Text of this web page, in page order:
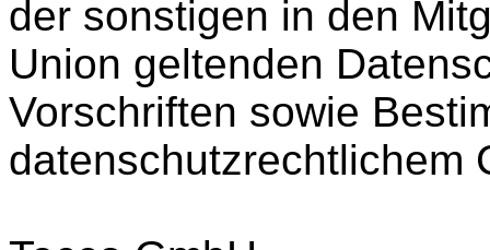
der sonstigen in den
Union geltenden
Vorschriften sowie
datenschutzrechtlichem